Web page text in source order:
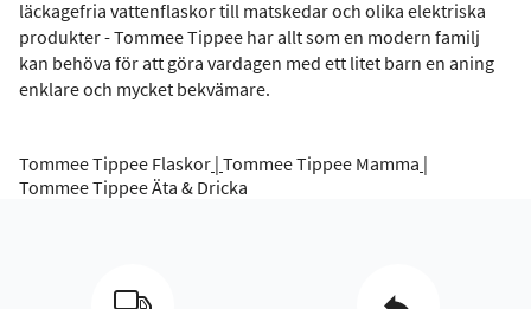
läckagefria vattenflaskor till matskedar och olika elektriska
produkter - Tommee Tippee har allt som en modern familj
kan behöva för att göra vardagen med ett litet barn en aning
enklare och mycket bekvämare.
Tommee Tippee Flaskor | Tommee Tippee Mamma |
Tommee Tippee Äta & Dricka